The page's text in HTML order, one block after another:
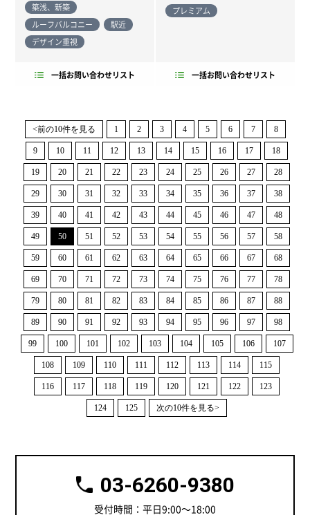
築浅、新築
ルーフバルコニー
駅近
デザイン重視
一括お問い合わせリスト
プレミアム
一括お問い合わせリスト
<前の10件を見る 1 2 3 4 5 6 7 8
9 10 11 12 13 14 15 16 17 18
19 20 21 22 23 24 25 26 27 28
29 30 31 32 33 34 35 36 37 38
39 40 41 42 43 44 45 46 47 48
49 50 51 52 53 54 55 56 57 58
59 60 61 62 63 64 65 66 67 68
69 70 71 72 73 74 75 76 77 78
79 80 81 82 83 84 85 86 87 88
89 90 91 92 93 94 95 96 97 98
99 100 101 102 103 104 105 106 107
108 109 110 111 112 113 114 115
116 117 118 119 120 121 122 123
124 125 次の10件を見る>
03-6260-9380
受付時間：平日9:00～18:00